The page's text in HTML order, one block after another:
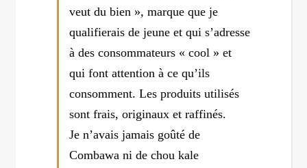
veut du bien », marque que je
qualifierais de jeune et qui s’adresse
à des consommateurs « cool » et
qui font attention à ce qu’ils
consomment. Les produits utilisés
sont frais, originaux et raffinés.
Je n’avais jamais goûté de
Combawa ni de chou kale